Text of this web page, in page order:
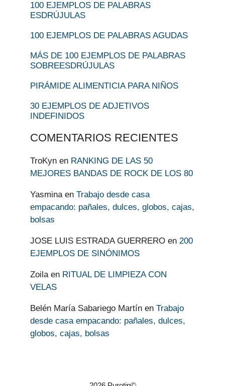
100 EJEMPLOS DE PALABRAS
ESDRÚJULAS
100 EJEMPLOS DE PALABRAS AGUDAS
MÁS DE 100 EJEMPLOS DE PALABRAS
SOBREESDRÚJULAS
PIRÁMIDE ALIMENTICIA PARA NIÑOS
30 EJEMPLOS DE ADJETIVOS
INDEFINIDOS
COMENTARIOS RECIENTES
TroKyn en RANKING DE LAS 50
MEJORES BANDAS DE ROCK DE LOS 80
Yasminaen Trabajo desde casa
empacando: pañales, dulces, globos, cajas,
bolsas
JOSE LUIS ESTRADA GUERRERO en 200
EJEMPLOS DE SINÓNIMOS
Zoilaen RITUAL DE LIMPIEZA CON
VELAS
Belén María Sabariego Martín en Trabajo
desde casa empacando: pañales, dulces,
globos, cajas, bolsas